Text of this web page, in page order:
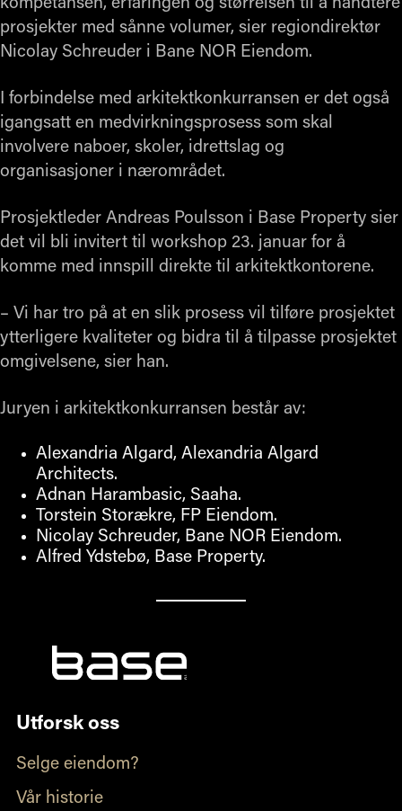
kompetansen, erfaringen og størrelsen til å håndtere
prosjekter med sånne volumer, sier regiondirektør
Nicolay Schreuder i Bane NOR Eiendom.
I forbindelse med arkitektkonkurransen er det også
igangsatt en medvirkningsprosess som skal
involvere naboer, skoler, idrettslag og
organisasjoner i nærområdet.
Prosjektleder Andreas Poulsson i Base Property sier
det vil bli invitert til workshop 23. januar for å
komme med innspill direkte til arkitektkontorene.
– Vi har tro på at en slik prosess vil tilføre prosjektet
ytterligere kvaliteter og bidra til å tilpasse prosjektet
omgivelsene, sier han.
Juryen i arkitektkonkurransen består av:
Alexandria Algard, Alexandria Algard
Architects.
Adnan Harambasic, Saaha.
Torstein Storækre, FP Eiendom.
Nicolay Schreuder, Bane NOR Eiendom.
Alfred Ydstebø, Base Property.
Utforsk oss
Selge eiendom?
Vår historie